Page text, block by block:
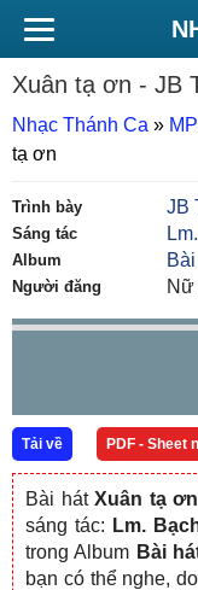
Xuân tạ ơn - JB
Nhạc Thánh Ca »
tạ ơn
Trình bày JB
Sáng tác
Album
Người đăng Nữ
Tải về PDF - Sheet
Bài hátXuân tạ ơn
sáng tác: Lm.
trong Album Bài
bạn có thể nghe,